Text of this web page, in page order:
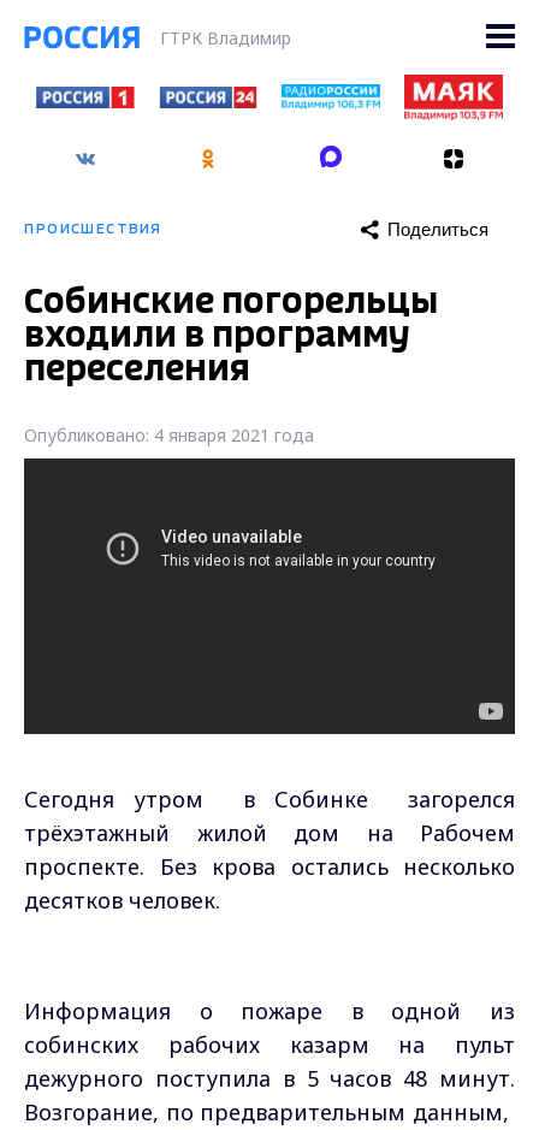
ГТРК Владимир
ПРОИСШЕСТВИЯ Поделиться
Собинские погорельцы
входили в программу
переселения
Опубликовано: 4 января 2021 года
Сегодня утром в Собинке загорелся
трёхэтажный жилой дом на Рабочем
проспекте. Без крова остались несколько
десятков человек.
Информация о пожаре в одной из
собинских рабочих казарм на пульт
дежурного поступила в 5 часов 48 минут.
Возгорание, по предварительным данным,